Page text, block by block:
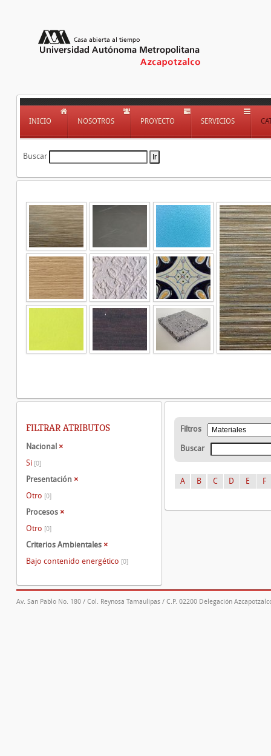
INICIO NOSOTROS PROYECTO SERVICIOS
Buscar
Filtros
Buscar
A B C D E F
FILTRAR ATRIBUTOS
Nacional ×
Si [0]
Presentación ×
Otro [0]
Procesos ×
Otro [0]
Criterios Ambientales ×
Bajo contenido energético [0]
Av. San Pablo No. 180 / Col. Reynosa Tamaulipas / C.P. 02200 Delegación